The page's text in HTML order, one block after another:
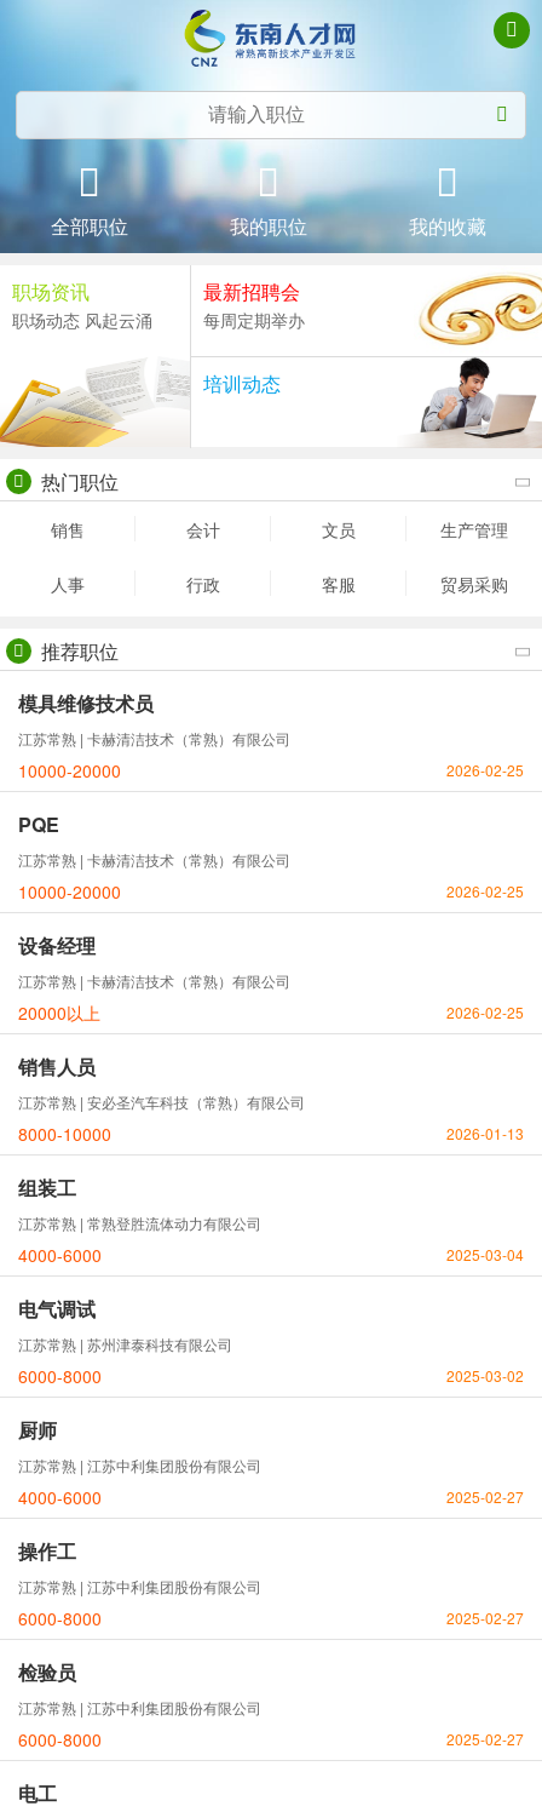
全部职位 我的职位 我的收藏
职场资讯
职场动态 风起云涌
最新招聘会
每周定期举办
培训动态
热门职位
销售 会计 文员 生产管理
人事 行政 客服 贸易采购
推荐职位
模具维修技术员
江苏常熟 | 卡赫清洁技术（常熟）有限公司
10000-20000 2026-02-25
PQE
江苏常熟 | 卡赫清洁技术（常熟）有限公司
10000-20000 2026-02-25
设备经理
江苏常熟 | 卡赫清洁技术（常熟）有限公司
20000以上 2026-02-25
销售人员
江苏常熟 | 安必圣汽车科技（常熟）有限公司
8000-10000 2026-01-13
组装工
江苏常熟 | 常熟登胜流体动力有限公司
4000-6000 2025-03-04
电气调试
江苏常熟 | 苏州津泰科技有限公司
6000-8000 2025-03-02
厨师
江苏常熟 | 江苏中利集团股份有限公司
4000-6000 2025-02-27
操作工
江苏常熟 | 江苏中利集团股份有限公司
6000-8000 2025-02-27
检验员
江苏常熟 | 江苏中利集团股份有限公司
6000-8000 2025-02-27
电工